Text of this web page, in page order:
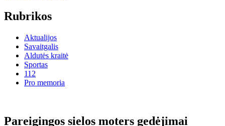
Rubrikos
Aktualijos
Savaitgalis
Aldutės kraitė
Sportas
112
Pro memoria
Pa­rei­gin­gos sie­los mo­ters ge­dė­ji­mai